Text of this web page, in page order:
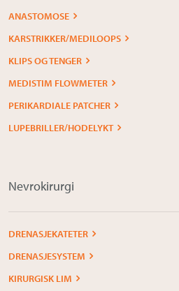
ANASTOMOSE
KARSTRIKKER/MEDILOOPS
KLIPS OG TENGER
MEDISTIM FLOWMETER
PERIKARDIALE PATCHER
LUPEBRILLER/HODELYKT
Nevrokirurgi
DRENASJEKATETER
DRENASJESYSTEM
KIRURGISK LIM